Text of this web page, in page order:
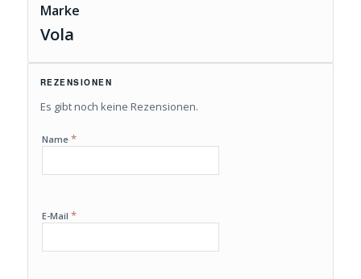
Marke
Vola
REZENSIONEN
Es gibt noch keine Rezensionen.
Name *
E-Mail *